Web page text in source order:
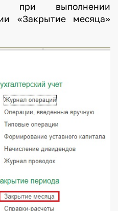
при выполнении
«Закрытие месяца»